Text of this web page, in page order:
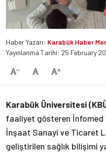
Haber Yazarı: Karabük Haber
Yayınlanma Tarihi: 25 February
Yazıyı KüçültVarsayılanYazıyı Büyüt
Karabük Üniversitesi
faaliyet gösteren İnfomed
İnşaat Sanayi ve Ticaret
geliştirilen sağlık bilişimi